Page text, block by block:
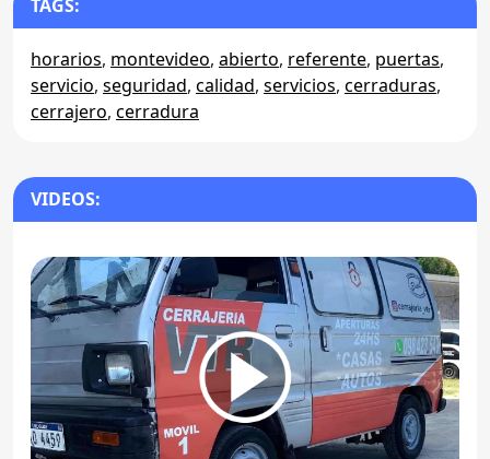
TAGS:
horarios, montevideo, abierto, referente, puertas,
servicio, seguridad, calidad, servicios, cerraduras,
cerrajero, cerradura
VIDEOS: